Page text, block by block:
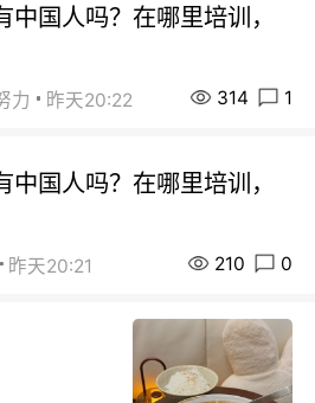
国人吗？在哪里培训，
力 昨天20:22 314 1
国人吗？在哪里培训，
昨天20:21 210 0